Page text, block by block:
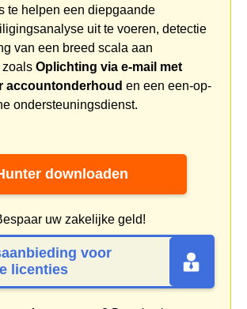
te helpen een diepgaande
uit te voeren, detectie
van een breed scala aan
zoals Oplichting via e-mail met
accountonderhoud en een een-op-
ondersteuningsdienst.
downloaden
uw zakelijke geld!
voor
licenties